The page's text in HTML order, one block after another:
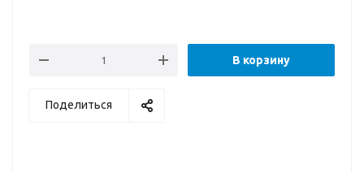
В корзину
Поделиться